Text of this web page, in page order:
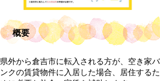
概要
県外から倉吉市に転入される方が、空き家バ
ンクの賃貸物件に入居した場合、居住するた